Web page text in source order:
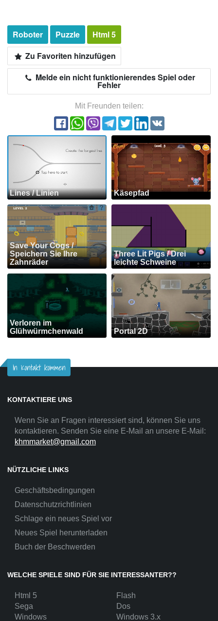
Roboter Puzzle
Html 5
Zu Favoriten hinzufügen
Melde ein nicht funktionierendes Spiel oder
Fehler
Mit Freunden teilen:
Lines / Linien Käsepfad
Save Your Cogs /
Speichern Sie Ihre
Zahnräder
Three Lit Pigs / Drei
leichte Schweine
Verloren im
Glühwürmchenwald
Portal 2D
In Kontakt kommen
KONTAKTIERE UNS
Wenn Sie an Fragen interessiert sind, können Sie uns
kontaktieren. Senden Sie eine E-Mail an unsere E-Mail:
khmmarket@gmail.com
NÜTZLICHE LINKS
Geschäftsbedingungen
Datenschutzrichtlinien
Schlage ein neues Spiel vor
Neues Spiel herunterladen
Buch der Beschwerden
WELCHE SPIELE SIND FÜR SIE INTERESSANTER??
Html 5
Flash
Sega
Dos
Windows
Windows 3.x